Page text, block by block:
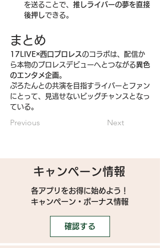
を送ることで、 推しライバーの夢を直接
後押しできる。
まとめ
17LIVE×西口プロレスのコラボは、配信か
ら本物のプロレスデビューへとつながる異色
のエンタメ企画。
ぷろたんとの共演を目指すライバーとファン
にとって、見逃せないビッグチャンスとなっ
ている。
Previous Next
キャンペーン情報
各アプリをお得に始めよう！
キャンペーン・ボーナス情報
確認する